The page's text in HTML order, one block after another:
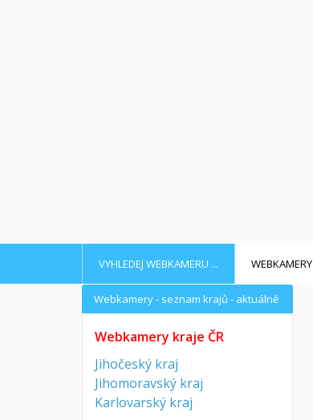
VYHLEDEJ WEBKAMERU ... WEBKAMERY
Webkamery - seznam krajů - aktuálně
Webkamery kraje ČR
Jihočeský kraj
Jihomoravský kraj
Karlovarský kraj